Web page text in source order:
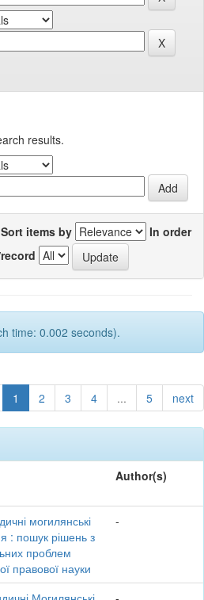
results.
Sort items by
In order
time: 0.002 seconds).
1 2 3 4 ... 5 next
Author(s)
могилянські
: пошук рішень з
проблем
правової науки
-